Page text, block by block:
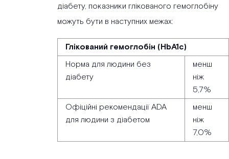
діабету, показники глікованого гемоглобіну
можуть бути в наступних межах:
Глікований гемоглобін (HbA1c)
Норма для людини без
діабету
менш
ніж
5,7%
Офіційні рекомендації ADA
для людини з діабетом
менш
ніж
7,0%